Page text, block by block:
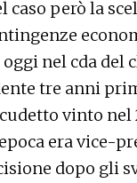
caso però la
nel cda del
tre anni
vinto nel
era vice-
dopo gli